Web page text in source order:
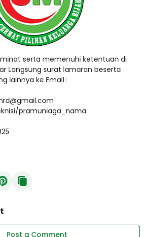
serta memenuhi ketentuan di
Langsung surat lamaran beserta
lainnya ke Email :
pramuniaga_nama
Post a Comment